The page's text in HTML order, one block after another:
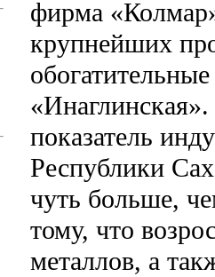
фирма
крупнейших
показатель
Республики
чуть больше,
тому, что
металлов, а